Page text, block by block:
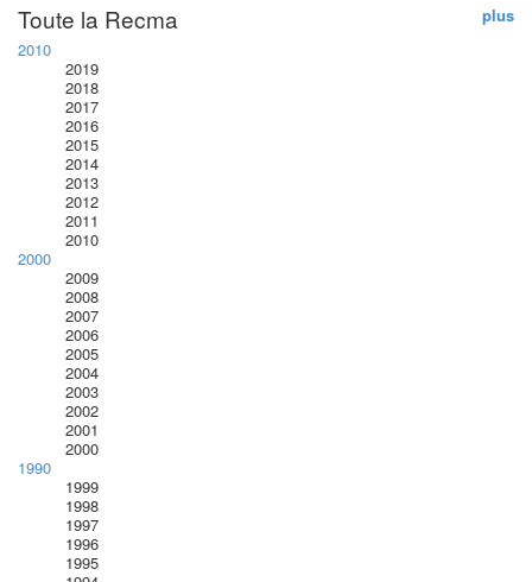
plus
Toute la Recma
2010
2019
2018
2017
2016
2015
2014
2013
2012
2011
2010
2000
2009
2008
2007
2006
2005
2004
2003
2002
2001
2000
1990
1999
1998
1997
1996
1995